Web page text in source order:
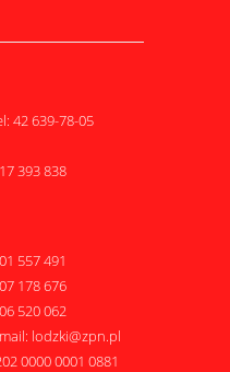
42 639-78-05
393 838
557 491
178 676
520 062
lodzki@zpn.pl
0000 0001 0881